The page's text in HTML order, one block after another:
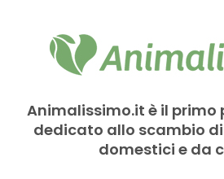
Animalissimo.it è il
dedicato allo scambio
domestici e da